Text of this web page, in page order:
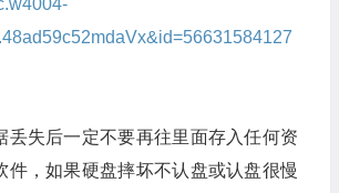
丢失后一定不要再往里面存入任何资
件，如果硬盘摔坏不认盘或认盘很慢